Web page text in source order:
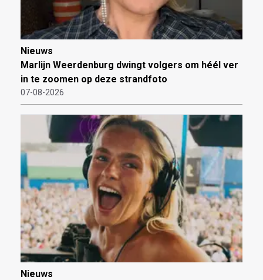
Nieuws
Marlijn Weerdenburg dwingt volgers om héél ver
in te zoomen op deze strandfoto
07-08-2026
Nieuws